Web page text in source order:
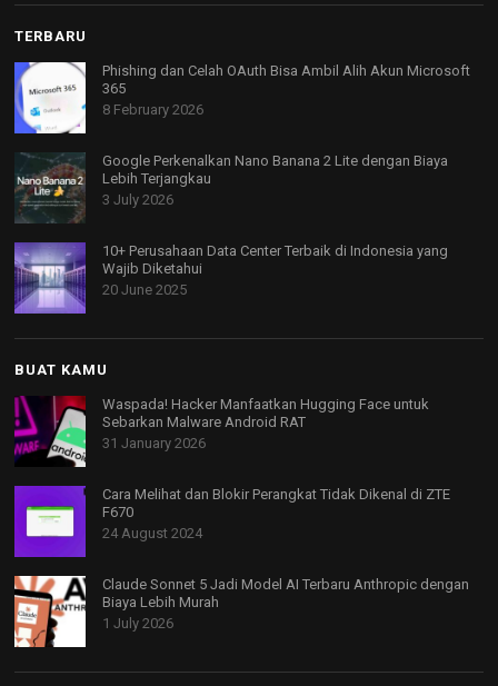
TERBARU
Phishing dan Celah OAuth Bisa Ambil Alih Akun Microsoft
365
8 February 2026
Google Perkenalkan Nano Banana 2 Lite dengan Biaya
Lebih Terjangkau
3 July 2026
10+ Perusahaan Data Center Terbaik di Indonesia yang
Wajib Diketahui
20 June 2025
BUAT KAMU
Waspada! Hacker Manfaatkan Hugging Face untuk
Sebarkan Malware Android RAT
31 January 2026
Cara Melihat dan Blokir Perangkat Tidak Dikenal di ZTE
F670
24 August 2024
Claude Sonnet 5 Jadi Model AI Terbaru Anthropic dengan
Biaya Lebih Murah
1 July 2026